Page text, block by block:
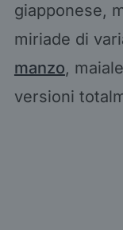
giapponese,
miriade di
manzo,
versioni